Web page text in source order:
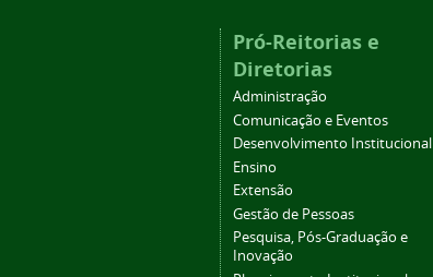
Pró-Reitorias e
Diretorias
Administração
Comunicação e Eventos
Desenvolvimento Institucional
Ensino
Extensão
Gestão de Pessoas
Pesquisa, Pós-Graduação e
Inovação